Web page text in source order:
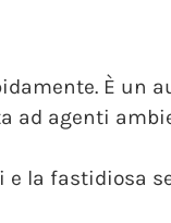
È un
ad agenti
la fastidiosa